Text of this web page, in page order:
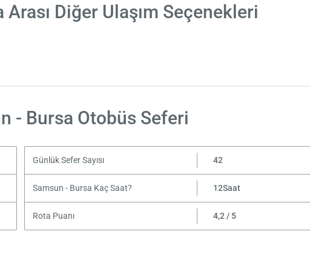
Diğer Ulaşım Seçenekleri
- Bursa Otobüs Seferi
Günlük Sefer Sayısı 42
Samsun - Bursa Kaç Saat? 12Saat
Rota Puanı 4,2 / 5